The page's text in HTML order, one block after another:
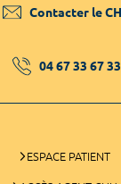
Contacter le
04 67 33 67 33
ESPACE PATIENT